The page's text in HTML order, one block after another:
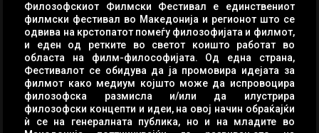
Филозофскиот Филмски Фестивал е единствениот
филмски фестивал во Македонија и регионот што се
одвива на крстопатот помеѓу филозофијата и филмот,
и еден од ретките во светот коишто работат во
областа на филм-философијата. Од една страна,
Фестивалот се обидува да ја промовира идејата за
филмот како медиум којшто може да испровоцира
филозофска размисла и/или да илустрира
филозофски концепти и идеи, на овој начин обраќајќи
ѝ се на генералната публика, но и на младите во